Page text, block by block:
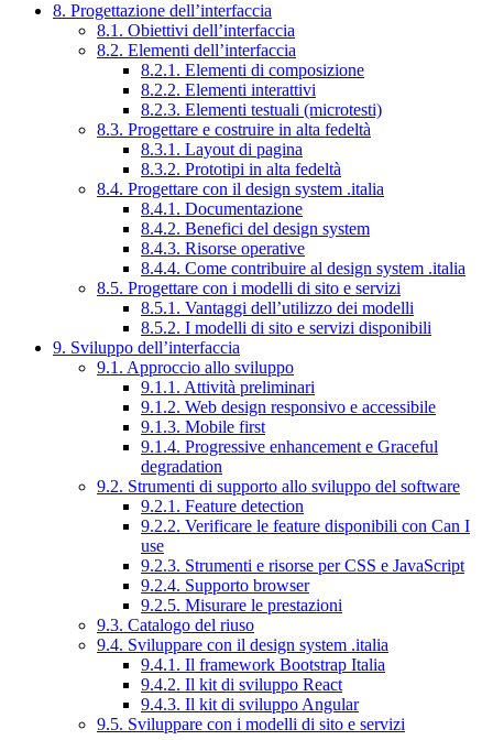
8. Progettazione dell’interfaccia
8.1. Obiettivi dell’interfaccia
8.2. Elementi dell’interfaccia
8.2.1. Elementi di composizione
8.2.2. Elementi interattivi
8.2.3. Elementi testuali (microtesti)
8.3. Progettare e costruire in alta fedeltà
8.3.1. Layout di pagina
8.3.2. Prototipi in alta fedeltà
8.4. Progettare con il design system .italia
8.4.1. Documentazione
8.4.2. Benefici del design system
8.4.3. Risorse operative
8.4.4. Come contribuire al design system .italia
8.5. Progettare con i modelli di sito e servizi
8.5.1. Vantaggi dell’utilizzo dei modelli
8.5.2. I modelli di sito e servizi disponibili
9. Sviluppo dell’interfaccia
9.1. Approccio allo sviluppo
9.1.1. Attività preliminari
9.1.2. Web design responsivo e accessibile
9.1.3. Mobile first
9.1.4. Progressive enhancement e Graceful
degradation
9.2. Strumenti di supporto allo sviluppo del software
9.2.1. Feature detection
9.2.2. Verificare le feature disponibili con Can I
use
9.2.3. Strumenti e risorse per CSS e JavaScript
9.2.4. Supporto browser
9.2.5. Misurare le prestazioni
9.3. Catalogo del riuso
9.4. Sviluppare con il design system .italia
9.4.1. Il framework Bootstrap Italia
9.4.2. Il kit di sviluppo React
9.4.3. Il kit di sviluppo Angular
9.5. Sviluppare con i modelli di sito e servizi